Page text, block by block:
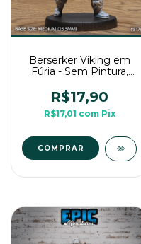
Berserker Viking em
Fúria - Sem Pintura,
Para RPG de Mesa
R$17,90
R$17,01 com Pix
COMPRAR